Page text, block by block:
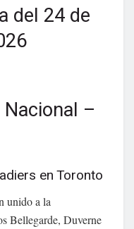
del 24 de
–
en Toronto
unido a la
Bellegarde, Duverne